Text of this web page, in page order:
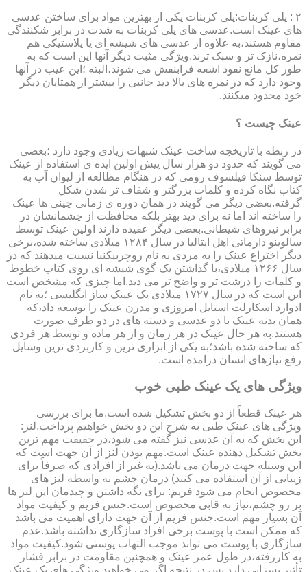
۲ : پلی کربنات:پلی کربنات یکی از بهترین مواد برای ساختن عدسی
های عینک است.عدسی های پلی کربنات به شدت در برابر شکنندگی
مقاوم هستند،به علاوه از عدسی های شیشه ای یا پلاستیکی هم
نمره،نازک تر و سبک ترند.ویژگی مثبت دیگر آنها این است که به
طور کل مانع نفوذ اشعه فرابنفش می شوند،البته ؛این عیب در آنها
وجود دارد که در نمره های بالا دید جانبی را بیشتر از همتایان دیگر
خود محدود میکنند.
عینک چیست ؟
در ربطه با تاریخچه ساخت عینک شبهات زیادی وجود دارد ؛بعضی
می گویند که حدود دو هزار سال پیش اولین ایده ی استفاده از عینک
توسط سنکا فیلسوف رومی که در هنگام مطالعه از لیوان آب به
کتاب نگاه کرده و کلمات بزرگتر و شفاف تر شدن شکل
گرفته.بعضی دیگر می گویند در همان دوره ی زمانی چینی ها عینک
را ساخته اند اما نه برای دید بهتر بلکه محافظت از چشمانشان در
برابر نیروهای شیطانی.بعضی دیگر عقیده دارند اولین عینک توسط
سالوینو دارماتی اهل ایتالیا در سال ۱۲۸۴ میلادی ساخته شده،برخی
دیگر اختراع عینک را به مردی به نام روچربیکنبا نسبت میدهند که در
سال ۱۲۶۶ میلادی،با گذاشتن یک گوی شیشه ای روی کتاب خطوط
و کلمات را درشت تر و واضح تر می دید.اما چیزی که مشخص است
این است که در سال ۱۷۲۷ میلادی یک عینک ساز انگلیسی ؛به نام
ادوارد اسکارلت استایل امروزی و مدرن عینک را توسعه داد،که
همان بدنه عینک با دو عدسی و دسته های در دو طرف صورت
هستند.به هر حال عینک در هر زمان و از هر ماده و توسط هر فردی
که ساخته شده باشد؛به یکی از ابزاری ترین و کاربردی ترین وسایل
رفع نیازهای انسان درامده است.
ویژگی های یک عینک طبی خوب
هر عینک قطعاً از دو بخش تشکیل شده است.ما برای بررسی
ویژگی های عینک طبی به شرح این دو بخش خواهیم پرداخت.لنز:
این بخش که به آن عدسی نیز گفته می شود،در حقیقت مهم ترین
بخش تشکیل دهنده عینک است.مهم بودن لنز از آن جهت است که
این وسیله جهت درمان می باشد.(به غیر از افرادی که صرفاً برای
زیبایی از آن استفاده می کنند) درمان چشم به واسطه لنز های
مخصوص انجام می شود فریم: برای نگه داشتن و چیدمان این لنز ها
بر رو چشم،نیاز به قابی مخصوص است.جنس فریم و کیفیت مواد
آن بسیار مهم است.جنس فریم از آن جهت دارای اهمیت می باشد
که ممکن است با پوست برخی افراد سازگاری نداشته باشد.عدم
سازگاری با پوست می تواند موجب التهاب پوستی شود.کیفیت مواد
به کاررفته،در طول عمر عینک و همچنین مقاومت در برابر فشار